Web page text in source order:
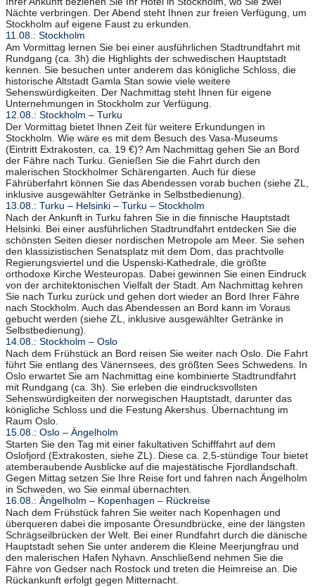
Nächte verbringen. Der Abend steht Ihnen zur freien Verfügung, um
Stockholm auf eigene Faust zu erkunden.
11.08.: Stockholm
Am Vormittag lernen Sie bei einer ausführlichen Stadtrundfahrt mit
Rundgang (ca. 3h) die Highlights der schwedischen Hauptstadt
kennen. Sie besuchen unter anderem das königliche Schloss, die
historische Altstadt Gamla Stan sowie viele weitere
Sehenswürdigkeiten. Der Nachmittag steht Ihnen für eigene
Unternehmungen in Stockholm zur Verfügung.
12.08.: Stockholm – Turku
Der Vormittag bietet Ihnen Zeit für weitere Erkundungen in
Stockholm. Wie wäre es mit dem Besuch des Vasa-Museums
(Eintritt Extrakosten, ca. 19 €)? Am Nachmittag gehen Sie an Bord
der Fähre nach Turku. Genießen Sie die Fahrt durch den
malerischen Stockholmer Schärengarten. Auch für diese
Fährüberfahrt können Sie das Abendessen vorab buchen (siehe ZL,
inklusive ausgewählter Getränke in Selbstbedienung).
13.08.: Turku – Helsinki – Turku – Stockholm
Nach der Ankunft in Turku fahren Sie in die finnische Hauptstadt
Helsinki. Bei einer ausführlichen Stadtrundfahrt entdecken Sie die
schönsten Seiten dieser nordischen Metropole am Meer. Sie sehen
den klassizistischen Senatsplatz mit dem Dom, das prachtvolle
Regierungsviertel und die Uspenski-Kathedrale, die größte
orthodoxe Kirche Westeuropas. Dabei gewinnen Sie einen Eindruck
von der architektonischen Vielfalt der Stadt. Am Nachmittag kehren
Sie nach Turku zurück und gehen dort wieder an Bord Ihrer Fähre
nach Stockholm. Auch das Abendessen an Bord kann im Voraus
gebucht werden (siehe ZL, inklusive ausgewählter Getränke in
Selbstbedienung).
14.08.: Stockholm – Oslo
Nach dem Frühstück an Bord reisen Sie weiter nach Oslo. Die Fahrt
führt Sie entlang des Vänernsees, des größten Sees Schwedens. In
Oslo erwartet Sie am Nachmittag eine kombinierte Stadtrundfahrt
mit Rundgang (ca. 3h). Sie erleben die eindrucksvollsten
Sehenswürdigkeiten der norwegischen Hauptstadt, darunter das
königliche Schloss und die Festung Akershus. Übernachtung im
Raum Oslo.
15.08.: Oslo – Ängelholm
Starten Sie den Tag mit einer fakultativen Schifffahrt auf dem
Oslofjord (Extrakosten, siehe ZL). Diese ca. 2,5-stündige Tour bietet
atemberaubende Ausblicke auf die majestätische Fjordlandschaft.
Gegen Mittag setzen Sie Ihre Reise fort und fahren nach Ängelholm
in Schweden, wo Sie einmal übernachten.
16.08.: Ängelholm – Kopenhagen – Rückreise
Nach dem Frühstück fahren Sie weiter nach Kopenhagen und
überqueren dabei die imposante Öresundbrücke, eine der längsten
Schrägseilbrücken der Welt. Bei einer Rundfahrt durch die dänische
Hauptstadt sehen Sie unter anderem die Kleine Meerjungfrau und
den malerischen Hafen Nyhavn. Anschließend nehmen Sie die
Fähre von Gedser nach Rostock und treten die Heimreise an. Die
Rückankunft erfolgt gegen Mitternacht.